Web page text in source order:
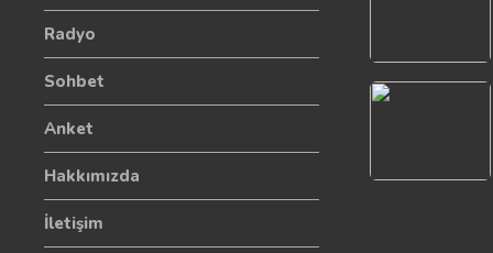
Radyo
Sohbet
Anket
Hakkımızda
İletişim